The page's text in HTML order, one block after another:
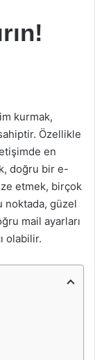
kurmak,
Özellikle
en
doğru bir e-
etmek, birçok
noktada, güzel
mail ayarları
olabilir.